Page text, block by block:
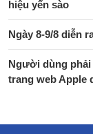
hiệu yến sào
Ngày 8-9/8 diễn
Người dùng phải
trang web Apple